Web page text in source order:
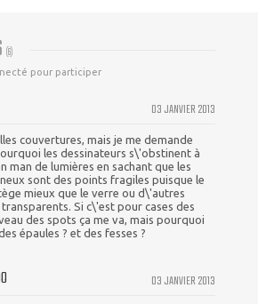
(6)
pour participer
03 JANVIER 2013
couvertures, mais je me demande
les dessinateurs s\'obstinent à
man de lumières en sachant que les
sont des points fragiles puisque le
mieux que le verre ou d\'autres
Si c\'est pour cases des
des spots ça me va, mais pourquoi
épaules ? et des fesses ?
03 JANVIER 2013